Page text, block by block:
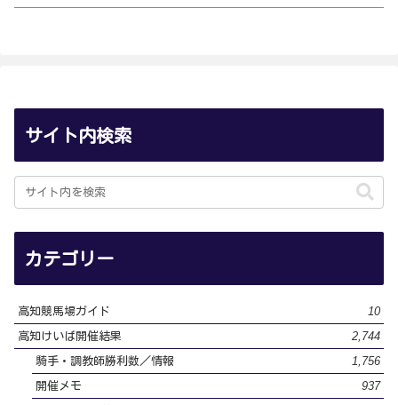
サイト内検索
カテゴリー
高知競馬場ガイド 10
高知けいば開催結果 2,744
騎手・調教師勝利数／情報 1,756
開催メモ 937